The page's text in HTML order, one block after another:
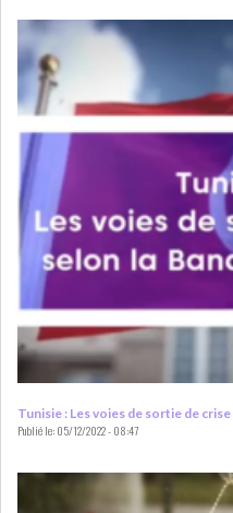
LOI DE FINANCE
MATIÈRES PREMIÈRES
MÉDIAS
TOURISME
DONNÉES
Tunisie : Les voies de sortie de
Publié le:05/12/2022 - 08:47